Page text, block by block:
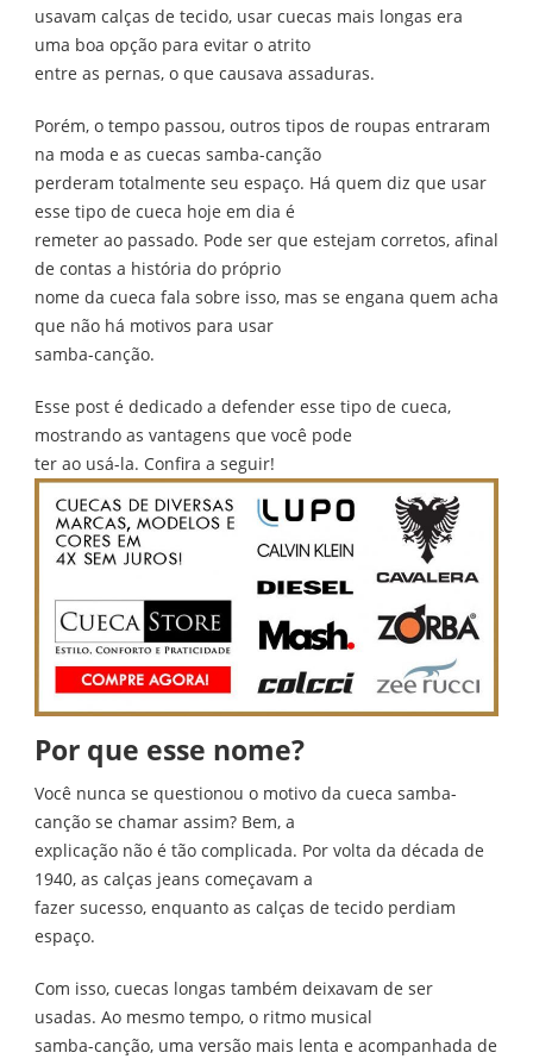
usavam calças de tecido, usar cuecas mais longas era
uma boa opção para evitar o atrito
entre as pernas, o que causava assaduras.
Porém, o tempo passou, outros tipos de roupas entraram
na moda e as cuecas samba-canção
perderam totalmente seu espaço. Há quem diz que usar
esse tipo de cueca hoje em dia é
remeter ao passado. Pode ser que estejam corretos, afinal
de contas a história do próprio
nome da cueca fala sobre isso, mas se engana quem acha
que não há motivos para usar
samba-canção.
Esse post é dedicado a defender esse tipo de cueca,
mostrando as vantagens que você pode
ter ao usá-la. Confira a seguir!
Por que esse nome?
Você nunca se questionou o motivo da cueca samba-
canção se chamar assim? Bem, a
explicação não é tão complicada. Por volta da década de
1940, as calças jeans começavam a
fazer sucesso, enquanto as calças de tecido perdiam
espaço.
Com isso, cuecas longas também deixavam de ser
usadas. Ao mesmo tempo, o ritmo musical
samba-canção, uma versão mais lenta e acompanhada de